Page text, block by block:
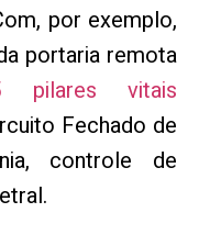
por exemplo,
portaria remota
pilares vitais
Fechado de
controle de